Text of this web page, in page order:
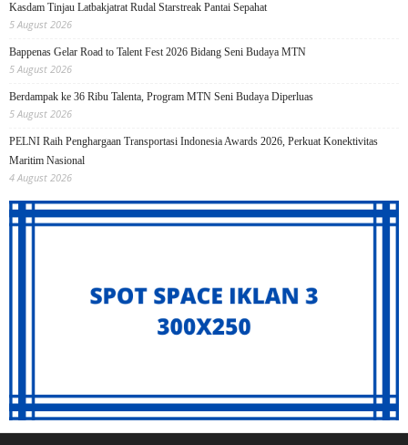
Kasdam Tinjau Latbakjatrat Rudal Starstreak Pantai Sepahat
5 August 2026
Bappenas Gelar Road to Talent Fest 2026 Bidang Seni Budaya MTN
5 August 2026
Berdampak ke 36 Ribu Talenta, Program MTN Seni Budaya Diperluas
5 August 2026
PELNI Raih Penghargaan Transportasi Indonesia Awards 2026, Perkuat Konektivitas
Maritim Nasional
4 August 2026